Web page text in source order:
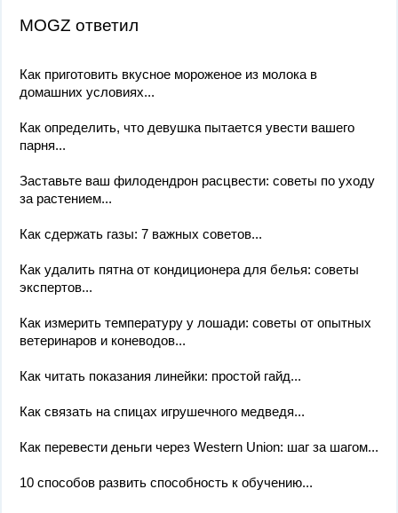
MOGZ ответил
Как приготовить вкусное мороженое из молока в
домашних условиях...
Как определить, что девушка пытается увести вашего
парня...
Заставьте ваш филодендрон расцвести: советы по уходу
за растением...
Как сдержать газы: 7 важных советов...
Как удалить пятна от кондиционера для белья: советы
экспертов...
Как измерить температуру у лошади: советы от опытных
ветеринаров и коневодов...
Как читать показания линейки: простой гайд...
Как связать на спицах игрушечного медведя...
Как перевести деньги через Western Union: шаг за шагом...
10 способов развить способность к обучению...